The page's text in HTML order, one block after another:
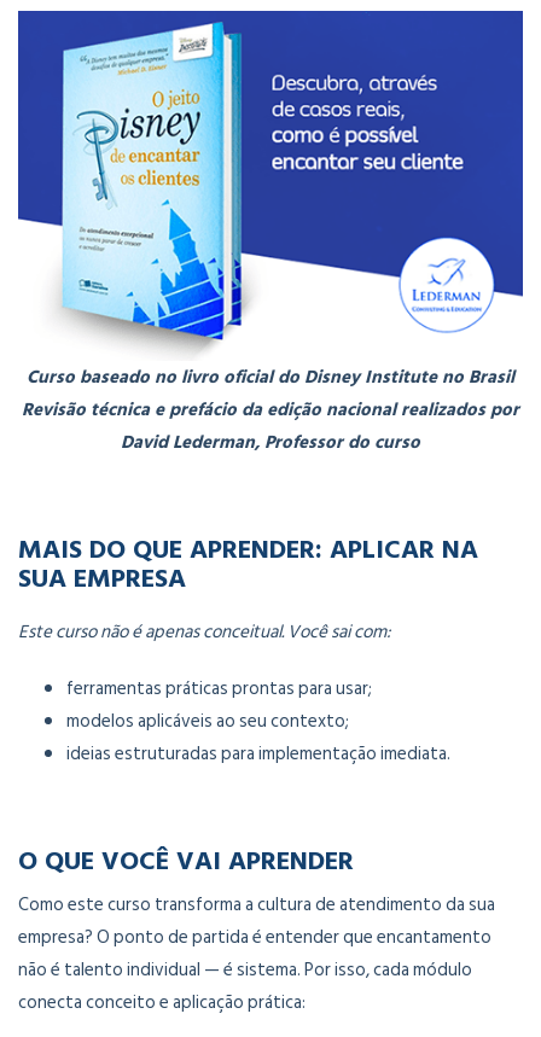
Curso baseado no livro oficial do Disney Institute no Brasil
Revisão técnica e prefácio da edição nacional realizados por
David Lederman, Professor do curso
MAIS DO QUE APRENDER: APLICAR NA
SUA EMPRESA
Este curso não é apenas conceitual. Você sai com:
ferramentas práticas prontas para usar;
modelos aplicáveis ao seu contexto;
ideias estruturadas para implementação imediata.
O QUE VOCÊ VAI APRENDER
Como este curso transforma a cultura de atendimento da sua
empresa? O ponto de partida é entender que encantamento
não é talento individual — é sistema. Por isso, cada módulo
conecta conceito e aplicação prática: